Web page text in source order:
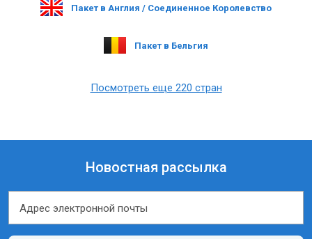
Пакет в Англия / Соединенное Королевство
Пакет в Бельгия
Посмотреть еще 220 стран
Новостная рассылка
Адрес электронной почты